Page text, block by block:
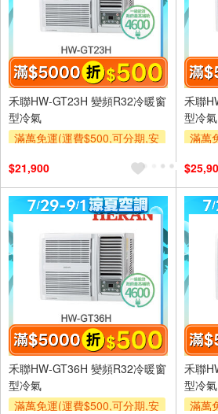
禾聯HW-GT23H 變頻R32冷暖窗
型冷氣
滿萬免運(運費$500,可分期,安
及使用6期以上分期0利率,需付
基本安裝運費)
滿額折$500
$21,900
禾聯
型冷氣
滿萬
及使
滿額
禾聯HW-GT36H 變頻R32冷暖窗
型冷氣
滿萬免運(運費$500,可分期,安
禾聯
型冷氣
滿萬